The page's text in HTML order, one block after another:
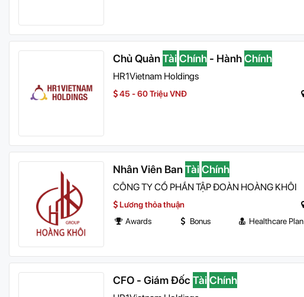
Chủ QuảnTàiChính - HànhChính
HR1Vietnam Holdings
45 - 60 Triệu VNĐ
Nhân Viên BanTàiChính
CÔNG TY CỔ PHẦN TẬP ĐOÀN HOÀNG KHÔI
Lương thỏa thuận
Awards
Bonus Healthcare Plan
CFO - Giám Đốc TàiChính